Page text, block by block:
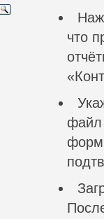
что
файл